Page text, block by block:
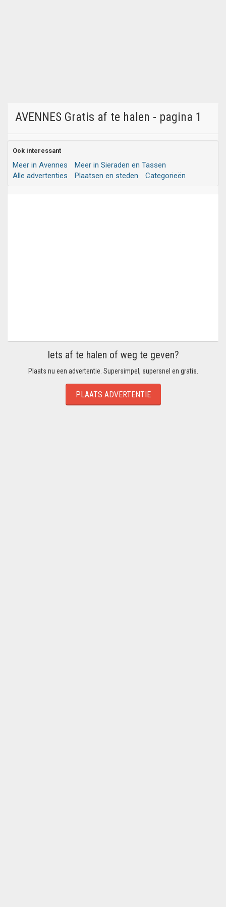
AVENNES Gratis af te halen - pagina 1
Ook interessant
Meer in Avennes
Meer in Sieraden en Tassen
Alle advertenties
Plaatsen en steden Categorieën
Iets af te halen of weg te geven?
Plaats nu een advertentie. Supersimpel, supersnel en gratis.
PLAATS ADVERTENTIE